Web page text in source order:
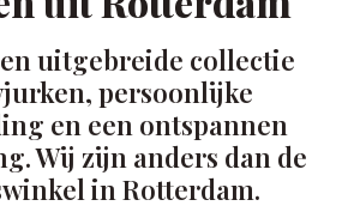
uitgebreide collectie
persoonlijke
en een ontspannen
Wij zijn anders dan de
in Rotterdam.